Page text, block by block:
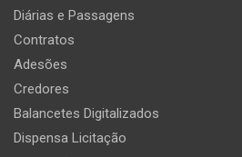
Diárias e Passagens
Contratos
Adesões
Credores
Balancetes Digitalizados
Dispensa Licitação